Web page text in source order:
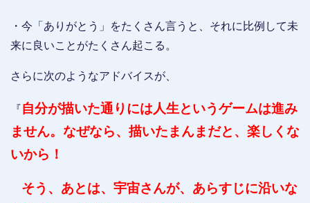
・今「ありがとう」をたくさん言うと、それに比例して未
来に良いことがたくさん起こる。
さらに次のようなアドバイスが、
『自分が描いた通りには人生というゲームは進み
ません。なぜなら、描いたまんまだと、楽しくな
いから！
そう、あとは、宇宙さんが、あらすじに沿いな